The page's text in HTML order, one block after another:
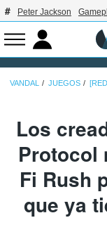
Peter Jackson
VANDAL JUEGOS
Los
Protocol
Fi Rush
que ya